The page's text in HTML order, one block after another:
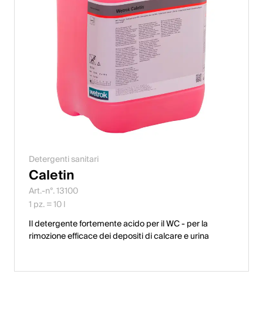
Detergenti sanitari
Caletin
Art.-n°. 13100
1 pz. = 10 l
Il detergente fortemente acido per il WC - per la
rimozione efficace dei depositi di calcare e urina